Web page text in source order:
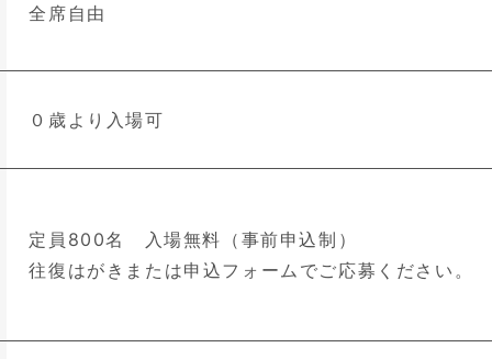
全席自由
０歳より入場可
定員800名 入場無料（事前申込制）
往復はがきまたは申込フォームでご応募ください。